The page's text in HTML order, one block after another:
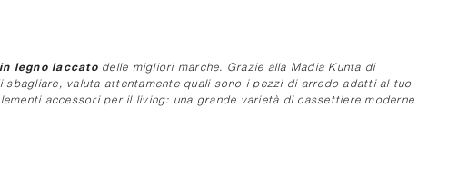
legno laccatodelle migliori marche. Grazie alla Madia Kunta di
valuta attentamente quali sono i pezzi di arredo adatti al tuo
accessori per il living: una grande varietà di cassettiere moderne